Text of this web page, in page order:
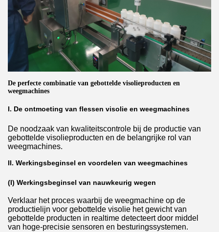
De perfecte combinatie van gebottelde visolieproducten en
weegmachines
I. De ontmoeting van flessen visolie en weegmachines
De noodzaak van kwaliteitscontrole bij de productie van
gebottelde visolieproducten en de belangrijke rol van
weegmachines.
II. Werkingsbeginsel en voordelen van weegmachines
(I) Werkingsbeginsel van nauwkeurig wegen
Verklaar het proces waarbij de weegmachine op de
productielijn voor gebottelde visolie het gewicht van
gebottelde producten in realtime detecteert door middel
van hoge-precisie sensoren en besturingssystemen.